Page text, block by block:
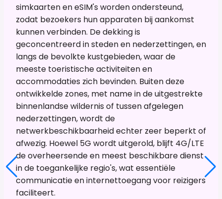
simkaarten en eSIM's worden ondersteund,
zodat bezoekers hun apparaten bij aankomst
kunnen verbinden. De dekking is
geconcentreerd in steden en nederzettingen, en
langs de bevolkte kustgebieden, waar de
meeste toeristische activiteiten en
accommodaties zich bevinden. Buiten deze
ontwikkelde zones, met name in de uitgestrekte
binnenlandse wildernis of tussen afgelegen
nederzettingen, wordt de
netwerkbeschikbaarheid echter zeer beperkt of
afwezig. Hoewel 5G wordt uitgerold, blijft 4G/LTE
de overheersende en meest beschikbare dienst
in de toegankelijke regio's, wat essentiële
communicatie en internettoegang voor reizigers
faciliteert.